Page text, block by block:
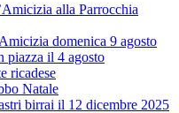
alla Parrocchia
domenica 9 agosto
il 4 agosto
ricadese
Natale
birrai il 12 dicembre 2025